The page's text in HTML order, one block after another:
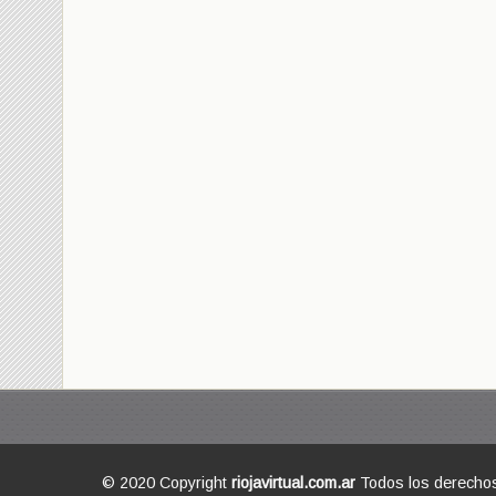
© 2020 Copyright riojavirtual.com.ar Todos los